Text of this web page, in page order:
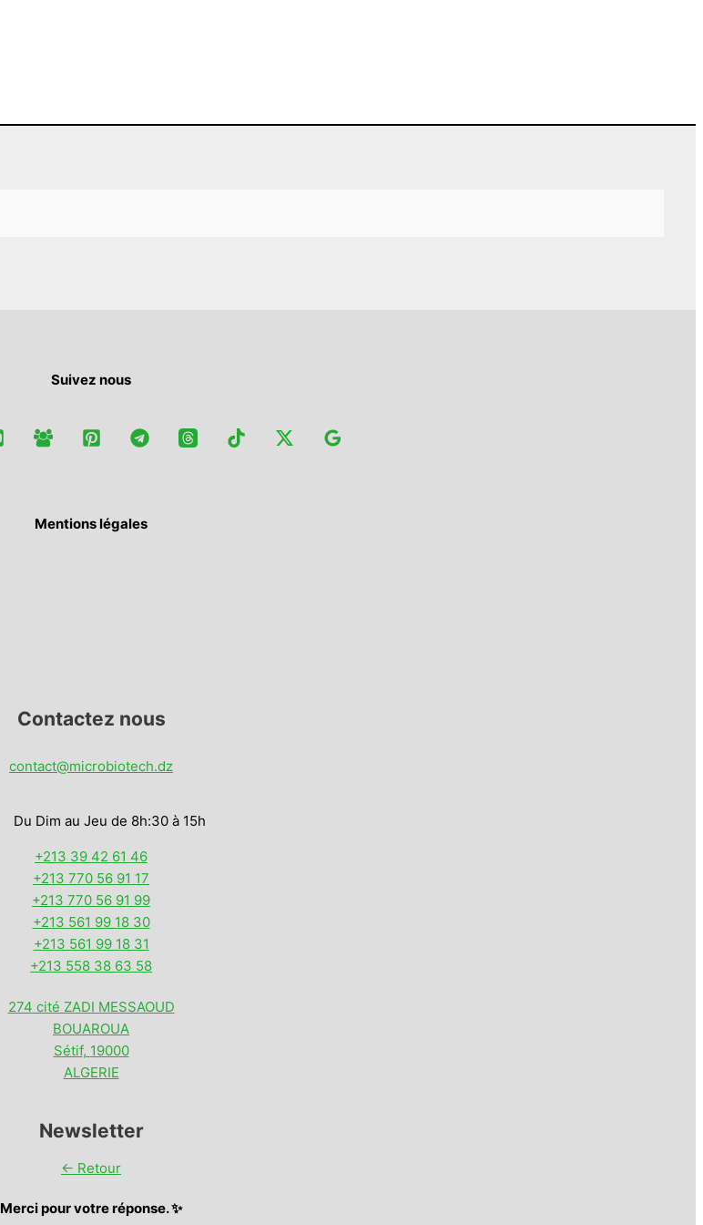
Suivez nous
Mentions légales
Contactez nous
contact@microbiotech.dz
Du Dim au Jeu de 8h:30 à 15h
+213 39 42 61 46
+213 770 56 91 17
+213 770 56 91 99
+213 561 99 18 30
+213 561 99 18 31
+213 558 38 63 58
274 cité ZADI MESSAOUD
BOUAROUA
Sétif, 19000
ALGERIE
Newsletter
← Retour
Merci pour votre réponse. ✨